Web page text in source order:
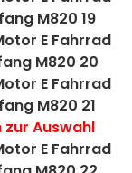
zur Auswahl